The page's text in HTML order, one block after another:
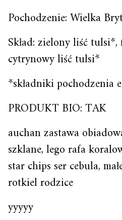
Pochodzenie: Wielka
Skład: zielony liść
cytrynowy liść tulsi*
*składniki pochodzenia
PRODUKT BIO: TAK
auchan zastawa
szklane, lego rafa
star chips ser cebula,
rotkiel rodzice
yyyyy